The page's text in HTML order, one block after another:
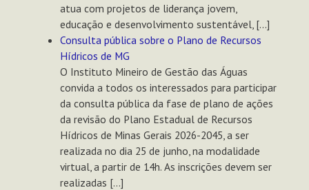
atua com projetos de liderança jovem,
educação e desenvolvimento sustentável, […]
Consulta pública sobre o Plano de Recursos
Hídricos de MG
O Instituto Mineiro de Gestão das Águas
convida a todos os interessados para participar
da consulta pública da fase de plano de ações
da revisão do Plano Estadual de Recursos
Hídricos de Minas Gerais 2026-2045, a ser
realizada no dia 25 de junho, na modalidade
virtual, a partir de 14h. As inscrições devem ser
realizadas […]